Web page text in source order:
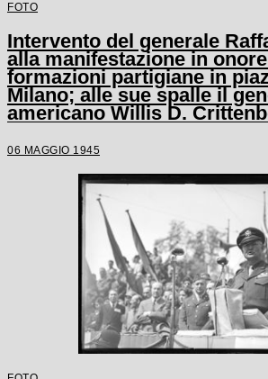
FOTO
Intervento del generale
alla manifestazione in
formazioni partigiane in
Milano; alle sue spalle il
americano Willis D.
06 MAGGIO 1945